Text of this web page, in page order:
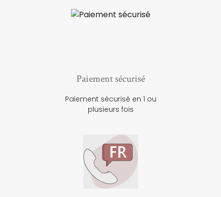
Paiement sécurisé
Paiement sécurisé en 1 ou
plusieurs fois